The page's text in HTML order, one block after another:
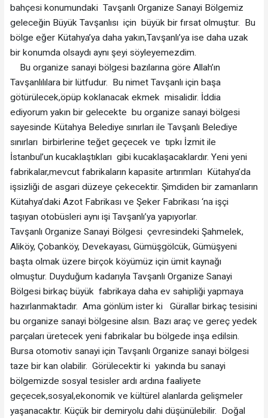
bahçesi konumundaki Tavşanlı Organize Sanayi Bölgemiz
geleceğin Büyük Tavşanlısı için büyük bir fırsat olmuştur. Bu
bölge eğer Kütahya’ya daha yakın,Tavşanlı’ya ise daha uzak
bir konumda olsaydı aynı şeyi söyleyemezdim.
Bu organize sanayi bölgesi bazılarına göre Allah’ın
Tavşanlılılara bir lütfudur. Bu nimet Tavşanlı için başa
götürülecek,öpüp koklanacak ekmek misalidir. İddia
ediyorum yakın bir gelecekte bu organize sanayi bölgesi
sayesinde Kütahya Belediye sınırları ile Tavşanlı Belediye
sınırları birbirlerine teğet geçecek ve tıpkı İzmit ile
İstanbul’un kucaklaştıkları gibi kucaklaşacaklardır. Yeni yeni
fabrikalar,mevcut fabrikaların kapasite artırımları Kütahya’da
işsizliği de asgari düzeye çekecektir. Şimdiden bir zamanların
Kütahya’daki Azot Fabrikası ve Şeker Fabrikası ‘na işçi
taşıyan otobüsleri aynı işi Tavşanlı’ya yapıyorlar.
Tavşanlı Organize Sanayi Bölgesi çevresindeki Şahmelek,
Aliköy, Çobanköy, Devekayası, Gümüşgölcük, Gümüşyeni
başta olmak üzere birçok köyümüz için ümit kaynağı
olmuştur. Duyduğum kadarıyla Tavşanlı Organize Sanayi
Bölgesi birkaç büyük fabrikaya daha ev sahipliği yapmaya
hazırlanmaktadır. Ama gönlüm ister ki Gürallar birkaç tesisini
bu organize sanayi bölgesine alsın. Bazı araç ve gereç yedek
parçaları üretecek yeni fabrikalar bu bölgede inşa edilsin.
Bursa otomotiv sanayi için Tavşanlı Organize sanayi bölgesi
taze bir kan olabilir. Görülecektir ki yakında bu sanayi
bölgemizde sosyal tesisler ardı ardına faaliyete
geçecek,sosyal,ekonomik ve kültürel alanlarda gelişmeler
yaşanacaktır. Küçük bir demiryolu dahi düşünülebilir. Doğal